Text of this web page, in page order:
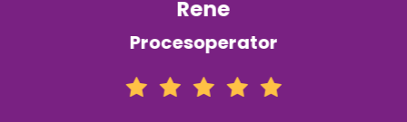
Rene
Procesoperator